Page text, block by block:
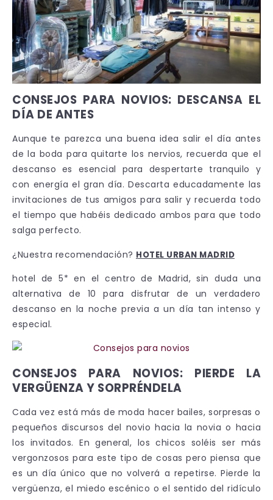
CONSEJOS PARA NOVIOS: DESCANSA EL
DÍA DE ANTES
Aunque te parezca una buena idea salir el día antes
de la boda para quitarte los nervios, recuerda que el
descanso es esencial para despertarte tranquilo y
con energía el gran día. Descarta educadamente las
invitaciones de tus amigos para salir y recuerda todo
el tiempo que habéis dedicado ambos para que todo
salga perfecto.
¿Nuestra recomendación? HOTEL URBAN MADRID
hotel de 5* en el centro de Madrid, sin duda una
alternativa de 10 para disfrutar de un verdadero
descanso en la noche previa a un día tan intenso y
especial.
CONSEJOS PARA NOVIOS: PIERDE LA
VERGÜENZA Y SORPRÉNDELA
Cada vez está más de moda hacer bailes, sorpresas o
pequeños discursos del novio hacia la novia o hacia
los invitados. En general, los chicos soléis ser más
vergonzosos para este tipo de cosas pero piensa que
es un día único que no volverá a repetirse. Pierde la
vergüenza, el miedo escénico o el sentido del ridículo